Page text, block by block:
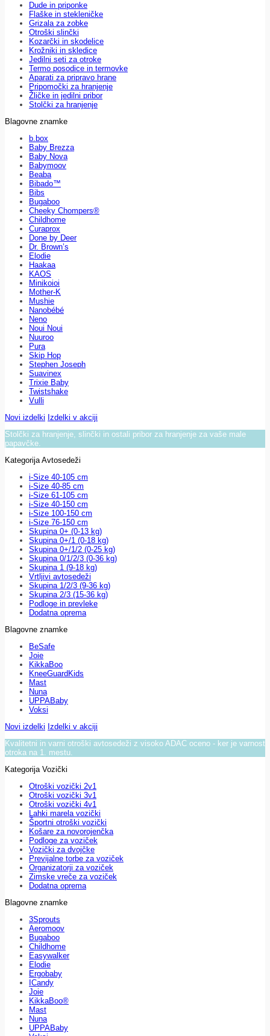
Dude in priponke
Flaške in stekleničke
Grizala za zobke
Otroški slinčki
Kozarčki in skodelice
Krožniki in skledice
Jedilni seti za otroke
Termo posodice in termovke
Aparati za pripravo hrane
Pripomočki za hranjenje
Žličke in jedilni pribor
Stolčki za hranjenje
Blagovne znamke
b.box
Baby Brezza
Baby Nova
Babymoov
Beaba
Bibado™
Bibs
Bugaboo
Cheeky Chompers®
Childhome
Curaprox
Done by Deer
Dr. Brown’s
Elodie
Haakaa
KAOS
Minikoioi
Mother-K
Mushie
Nanobébé
Neno
Noui Noui
Nuuroo
Pura
Skip Hop
Stephen Joseph
Suavinex
Trixie Baby
Twistshake
Vulli
Novi izdelki Izdelki v akciji
Stolčki za hranjenje, slinčki in ostali pribor za hranjenje za vaše male
papavčke.
Kategorija Avtosedeži
i-Size 40-105 cm
i-Size 40-85 cm
i-Size 61-105 cm
i-Size 40-150 cm
i-Size 100-150 cm
i-Size 76-150 cm
Skupina 0+ (0-13 kg)
Skupina 0+/1 (0-18 kg)
Skupina 0+/1/2 (0-25 kg)
Skupina 0/1/2/3 (0-36 kg)
Skupina 1 (9-18 kg)
Vrtljivi avtosedeži
Skupina 1/2/3 (9-36 kg)
Skupina 2/3 (15-36 kg)
Podloge in prevleke
Dodatna oprema
Blagovne znamke
BeSafe
Joie
KikkaBoo
KneeGuardKids
Mast
Nuna
UPPABaby
Voksi
Novi izdelki Izdelki v akciji
Kvalitetni in varni otroški avtosedeži z visoko ADAC oceno - ker je varnost
otroka na 1. mestu.
Kategorija Vozički
Otroški vozički 2v1
Otroški vozički 3v1
Otroški vozički 4v1
Lahki marela vozički
Športni otroški vozički
Košare za novorojenčka
Podloge za voziček
Vozički za dvojčke
Previjalne torbe za voziček
Organizatorji za voziček
Zimske vreče za voziček
Dodatna oprema
Blagovne znamke
3Sprouts
Aeromoov
Bugaboo
Childhome
Easywalker
Elodie
Ergobaby
ICandy
Joie
KikkaBoo®
Mast
Nuna
UPPABaby